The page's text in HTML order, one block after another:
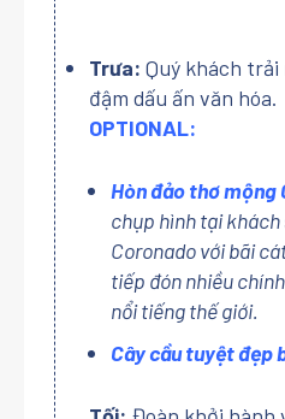
Trưa:Quý khách trải
đậm dấu ấn văn hóa.
OPTIONAL:
Hòn đảo thơ
chụp hình tại
Coronado với bãi
tiếp đón nhiều
nổi tiếng thế giới.
Cây cầu tuyệt đẹp